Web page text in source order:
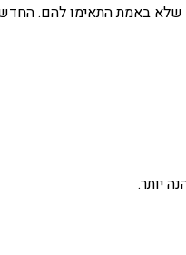
באמת התאימו להם.
יותר.